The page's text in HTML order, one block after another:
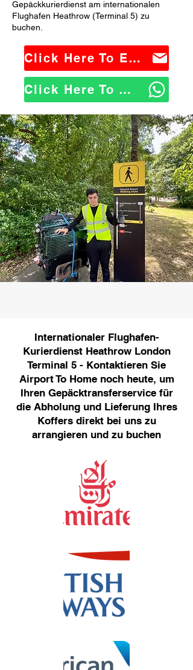
Gepäckkurierdienst am internationalen
Flughafen Heathrow (Terminal 5) zu
buchen.
Click Here To Email Us
Click Here To WhatsApp Us
Internationaler Flughafen-
Kurierdienst Heathrow London
Terminal 5 - Kontaktieren Sie
Airport To Home noch heute, um
Ihren Gepäcktransferservice für
die Abholung und Lieferung Ihres
Koffers direkt bei uns zu
arrangieren und zu buchen